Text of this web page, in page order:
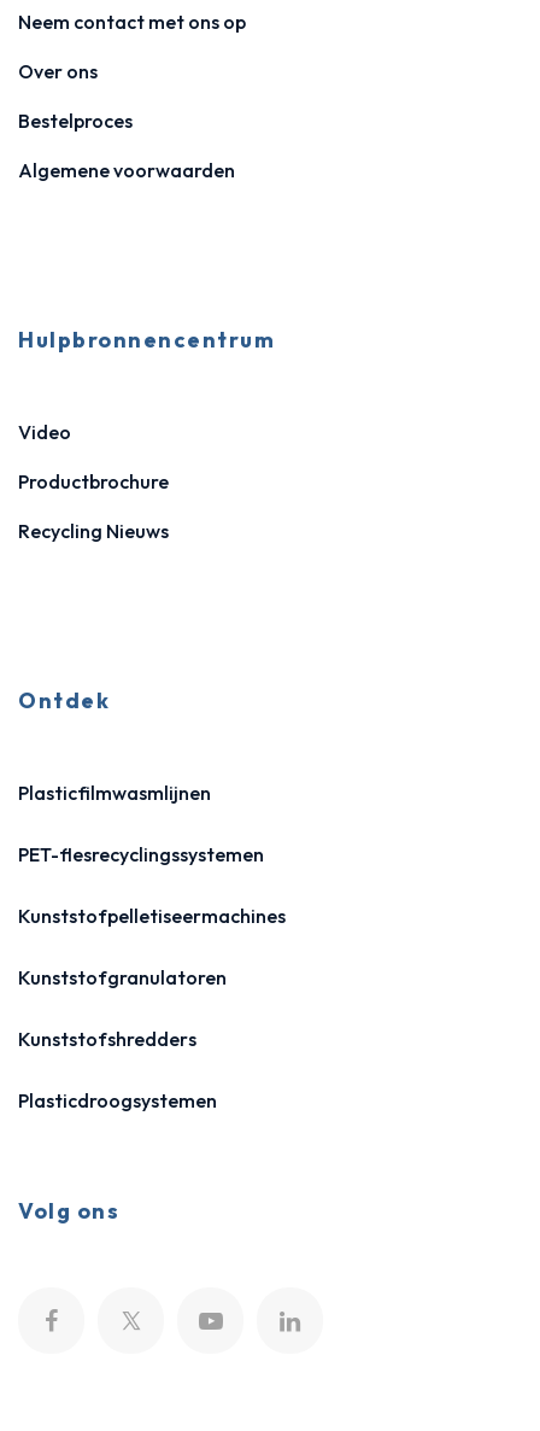
Neem contact met ons op
Over ons
Bestelproces
Algemene voorwaarden
Hulpbronnencentrum
Video
Productbrochure
Recycling Nieuws
Ontdek
Plasticfilmwasmlijnen
PET-flesrecyclingssystemen
Kunststofpelletiseermachines
Kunststofgranulatoren
Kunststofshredders
Plasticdroogsystemen
Volg ons